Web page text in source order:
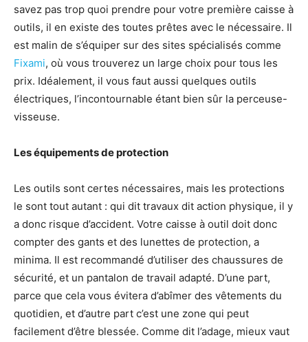
savez pas trop quoi prendre pour votre première caisse à
outils, il en existe des toutes prêtes avec le nécessaire. Il
est malin de s’équiper sur des sites spécialisés comme
Fixami, où vous trouverez un large choix pour tous les
prix. Idéalement, il vous faut aussi quelques outils
électriques, l’incontournable étant bien sûr la perceuse-
visseuse.
Les équipements de protection
Les outils sont certes nécessaires, mais les protections
le sont tout autant : qui dit travaux dit action physique, il y
a donc risque d’accident. Votre caisse à outil doit donc
compter des gants et des lunettes de protection, a
minima. Il est recommandé d’utiliser des chaussures de
sécurité, et un pantalon de travail adapté. D’une part,
parce que cela vous évitera d’abîmer des vêtements du
quotidien, et d’autre part c’est une zone qui peut
facilement d’être blessée. Comme dit l’adage, mieux vaut